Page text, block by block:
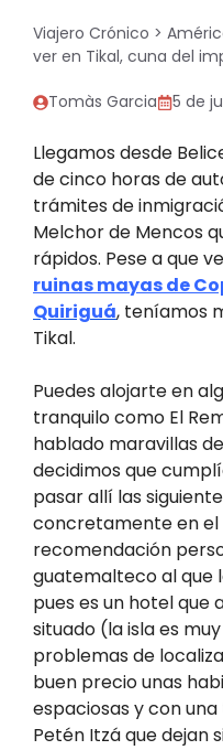
Viajero Crónico >
ver en Tikal, cuna del
Tomàs Garcia 5 de
Llegamos desde
de cinco horas de
trámites de
Melchor de Mencos
rápidos. Pese a que
ruinas mayas de
Quiriguá, teníamos
Tikal.
Puedes alojarte en
tranquilo como El
hablado maravillas
decidimos que
pasar allí las
concretamente en el
recomendación
guatemalteco al que
pues es un hotel que
situado (la isla es
problemas de
buen precio unas
espaciosas y con
Petén Itzá que dejan